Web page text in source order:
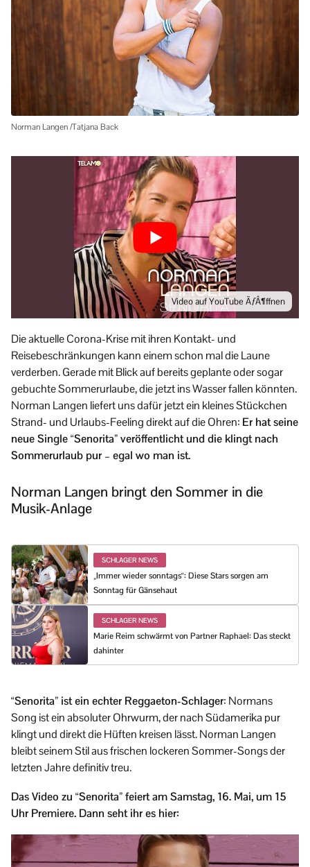
Norman Langen /Tatjana Back
Video auf YouTube ÃƒÂ¶ffnen
Die aktuelle Corona-Krise mit ihren Kontakt- und
Reisebeschränkungen kann einem schon mal die Laune
verderben. Gerade mit Blick auf bereits geplante oder sogar
gebuchte Sommerurlaube, die jetzt ins Wasser fallen könnten.
Norman Langen liefert uns dafür jetzt ein kleines Stückchen
Strand- und Urlaubs-Feeling direkt auf die Ohren: Er hat seine
neue Single “Senorita” veröffentlicht und die klingt nach
Sommerurlaub pur – egal wo man ist.
Norman Langen bringt den Sommer in die
Musik-Anlage
SCHLAGER NEWS
„Immer wieder sonntags“: Diese Stars sorgen am
Sonntag für Gänsehaut
SCHLAGER NEWS
Marie Reim schwärmt von Partner Raphael: Das steckt
dahinter
“Senorita” ist ein echter Reggaeton-Schlager: Normans
Song ist ein absoluter Ohrwurm, der nach Südamerika pur
klingt und direkt die Hüften kreisen lässt. Norman Langen
bleibt seinem Stil aus frischen lockeren Sommer-Songs der
letzten Jahre definitiv treu.
Das Video zu “Senorita” feiert am Samstag, 16. Mai, um 15
Uhr Premiere. Dann seht ihr es hier: